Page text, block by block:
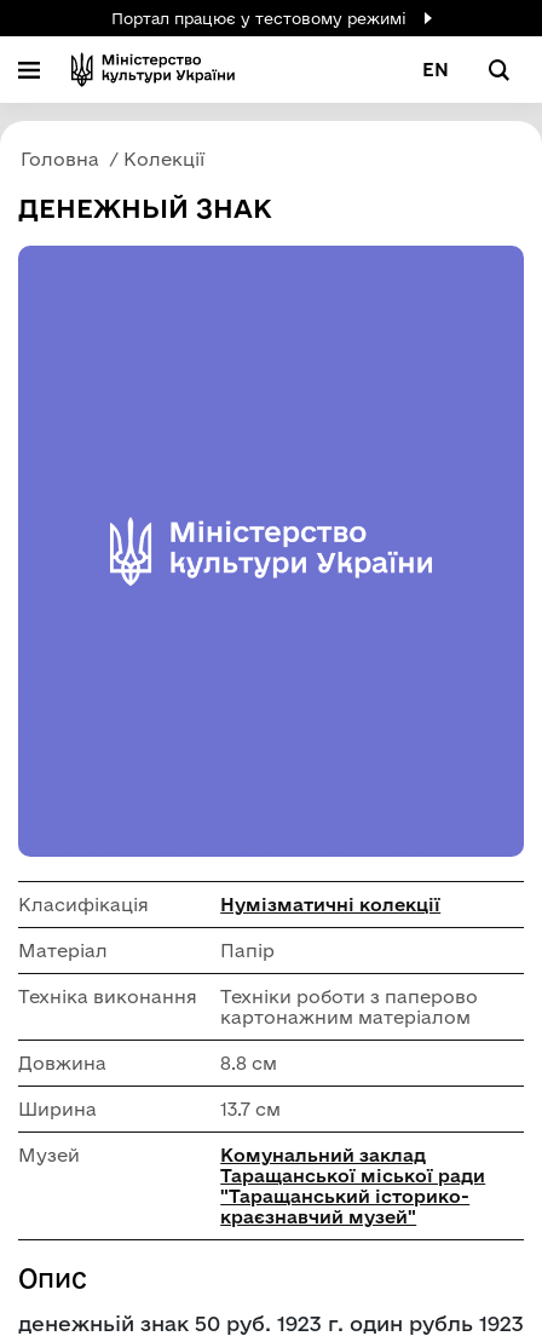
Портал працює у тестовому режимі
EN
Головна Колекції
ДЕНЕЖНЬІЙ ЗНАК
Класифікація Нумізматичні колекції
Матеріал Папір
Техніка виконання
Техніки роботи з паперово
картонажним матеріалом
Довжина 8.8 см
Ширина 13.7 см
Музей
Комунальний заклад
Таращанської міської ради
"Таращанський історико-
краєзнавчий музей"
Опис
денежньій знак 50 руб. 1923 г. один рубль 1923